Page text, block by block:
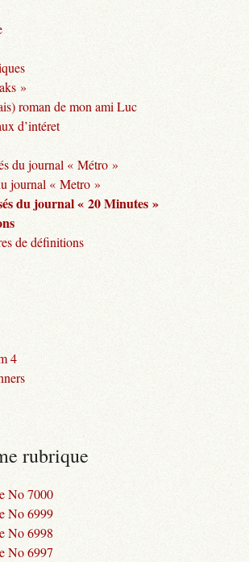
»
roman de mon ami Luc
d’intéret
du journal « Métro »
journal « Metro »
du journal « 20 Minutes »
de définitions
4
rubrique
No 7000
No 6999
No 6998
No 6997